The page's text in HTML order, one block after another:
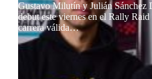
Gustavo Milutín y Julián Sánchez
debut este viernes en el Rally Raid
carrera válida…